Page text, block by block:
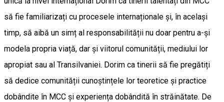
să fie familiarizați cu procesele internaționale și, în același
timp, să aibă un simț al responsabilității nu doar pentru a-și
modela propria viață, dar și viitorul comunității, mediului lor
apropiat sau al Transilvaniei. Dorim ca tinerii să fie pregătiți
să dedice comunității cunoștințele lor teoretice și practice
dobândite în MCC și experiența dobândită în străinătate. De